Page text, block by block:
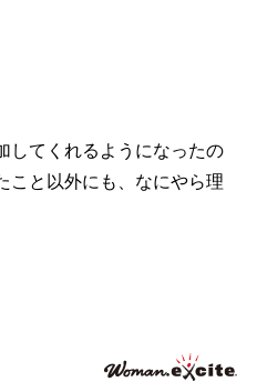
してくれるようになったの
こと以外にも、なにやら理